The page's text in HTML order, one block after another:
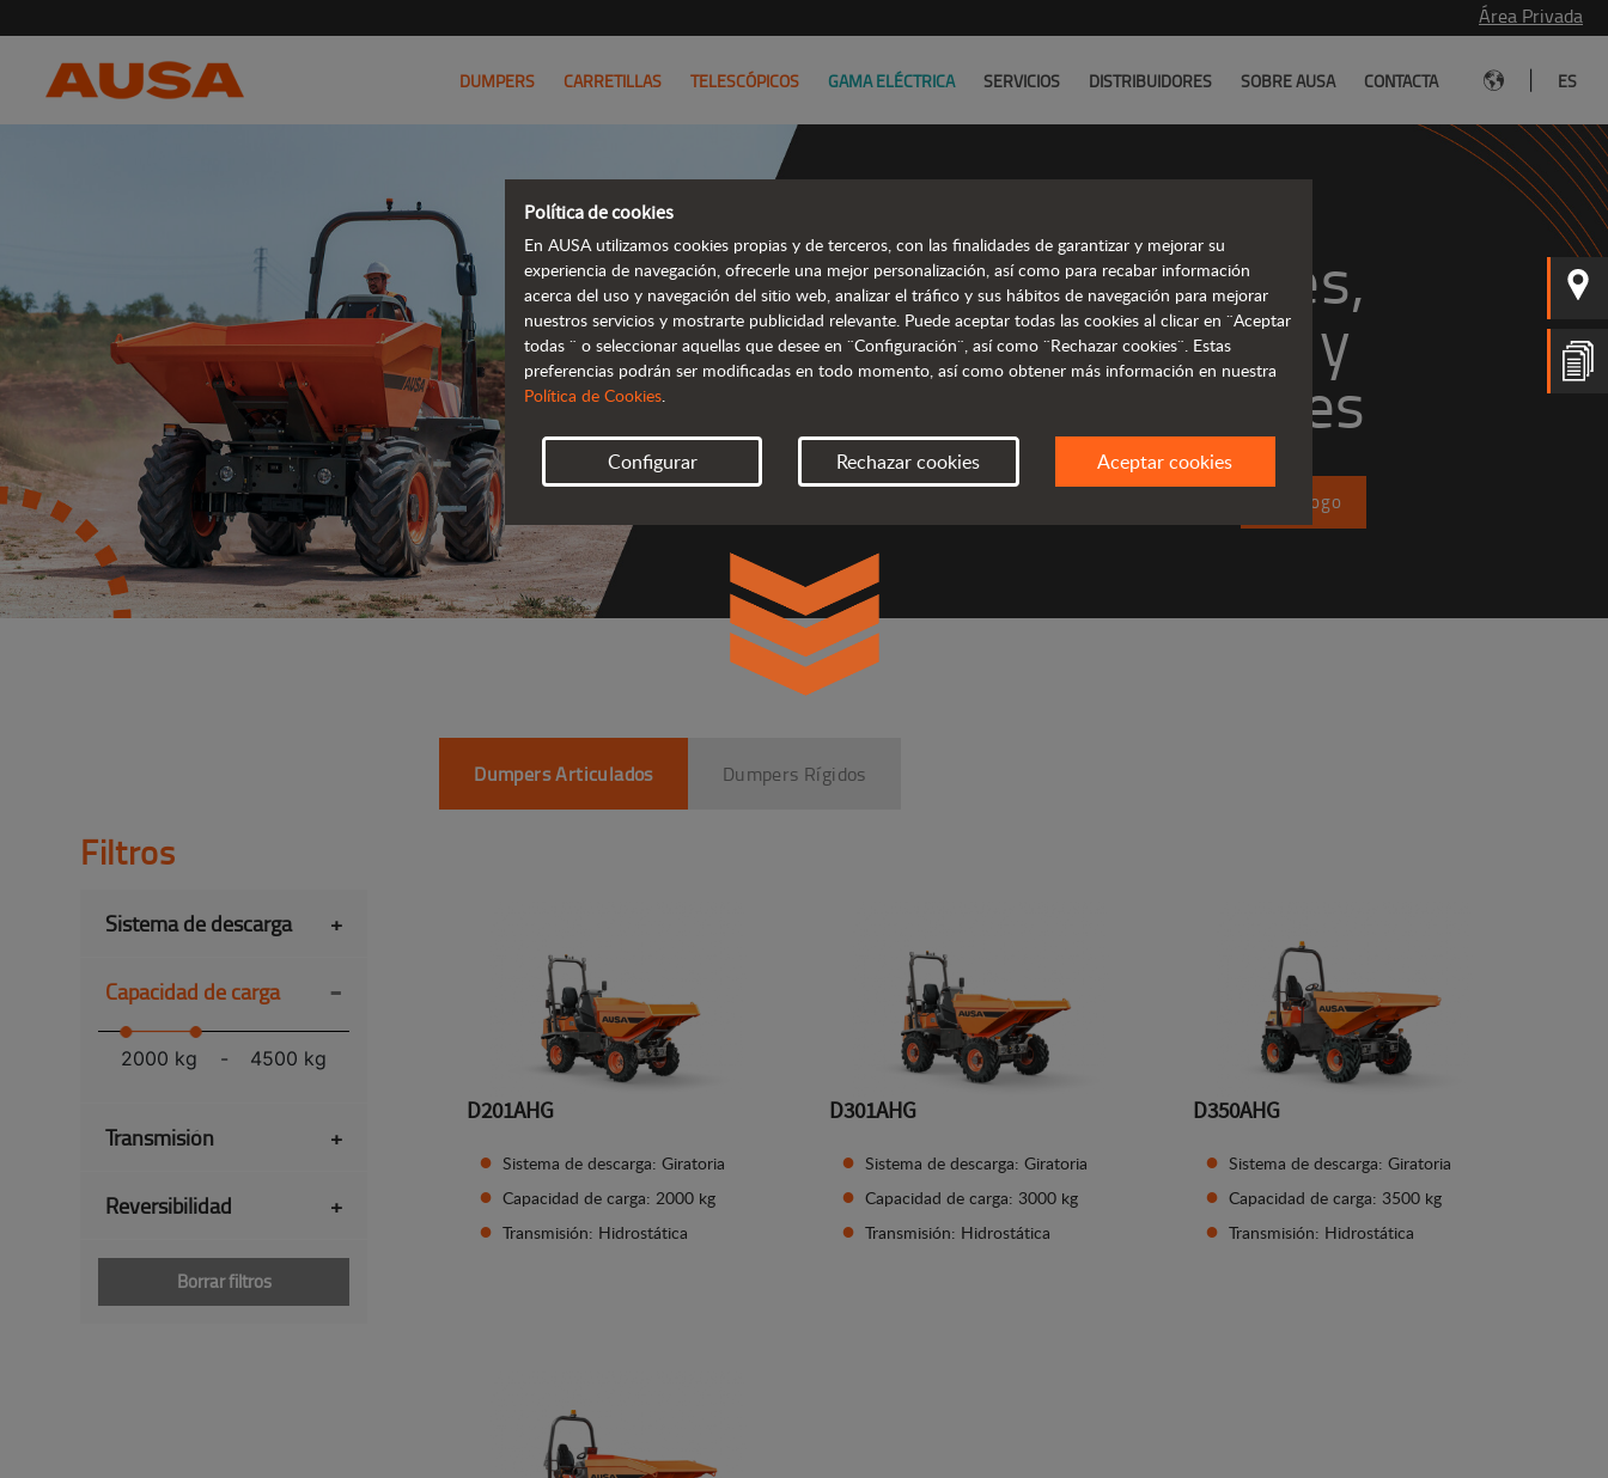
Área Privada
DUMPERS CARRETILLAS TELESCÓPICOS GAMA ELÉCTRICA SERVICIOS DISTRIBUIDORES SOBRE AUSA CONTACTA ES
Dumpers potentes,
eficientes y
rentables
Catálogo
Filtros
Sistema de descarga +
Capacidad de carga -
2000 kg - 4500 kg
Transmisión +
Reversibilidad +
Borrar filtros
Dumpers Articulados Dumpers Rígidos
D201AHG
Sistema de descarga: Giratoria
Capacidad de carga: 2000 kg
Transmisión: Hidrostática
D301AHG
Sistema de descarga: Giratoria
Capacidad de carga: 3000 kg
Transmisión: Hidrostática
D350AHG
Sistema de descarga: Giratoria
Capacidad de carga: 3500 kg
Transmisión: Hidrostática
Política de cookies
En AUSA utilizamos cookies propias y de terceros, con las finalidades de garantizar y mejorar su
experiencia de navegación, ofrecerle una mejor personalización, así como para recabar información
acerca del uso y navegación del sitio web, analizar el tráfico y sus hábitos de navegación para mejorar
nuestros servicios y mostrarte publicidad relevante. Puede aceptar todas las cookies al clicar en ¨Aceptar
todas ¨ o seleccionar aquellas que desee en ¨Configuración¨, así como ¨Rechazar cookies¨. Estas
preferencias podrán ser modificadas en todo momento, así como obtener más información en nuestra
Política de Cookies.
Configurar Rechazar cookies Aceptar cookies